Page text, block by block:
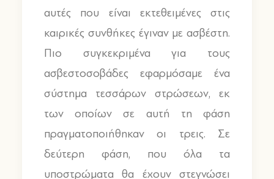
αυτές που είναι εκτεθειμένες στις
καιρικές συνθήκες έγιναν με ασβέστη.
Πιο συγκεκριμένα για τους
ασβεστοσοβάδες εφαρμόσαμε ένα
σύστημα τεσσάρων στρώσεων, εκ
των οποίων σε αυτή τη φάση
πραγματοποιήθηκαν οι τρεις. Σε
δεύτερη φάση, που όλα τα
υποστρώματα θα έχουν στεγνώσει